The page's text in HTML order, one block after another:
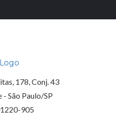
178, Conj. 43
São Paulo/SP
905